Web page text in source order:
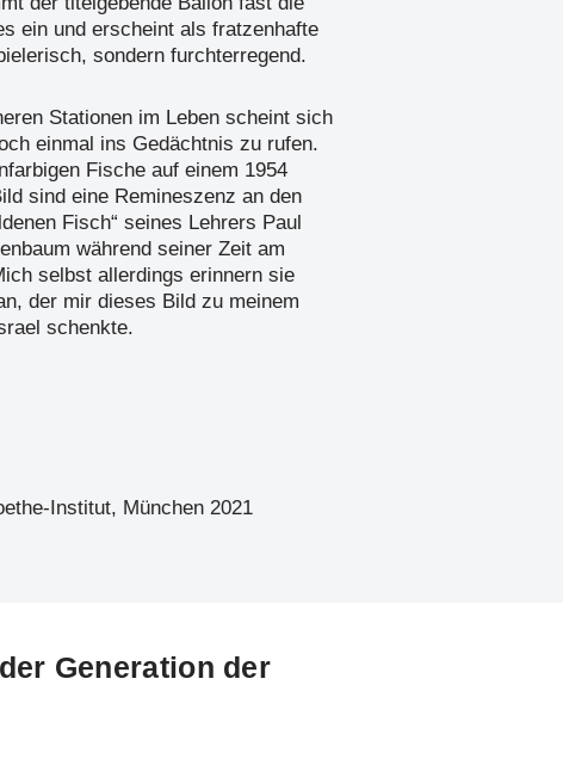
ein und erscheint als fratzenhafte
sondern furchterregend.
Stationen im Leben scheint sich
einmal ins Gedächtnis zu rufen.
Fische auf einem 1954
sind eine Remineszenz an den
Fisch“ seines Lehrers Paul
während seiner Zeit am
selbst allerdings erinnern sie
der mir dieses Bild zu meinem
schenkte.
Institut, München 2021
Generation der